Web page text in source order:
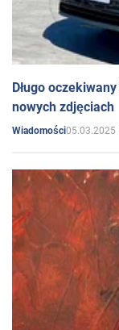
Długo
nowych zdjęciach
Wiadomości05.03.2025